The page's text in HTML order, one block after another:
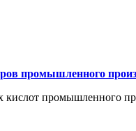
промышленного
промышленного